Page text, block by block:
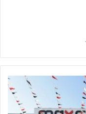
Legnago,
nella
struttura